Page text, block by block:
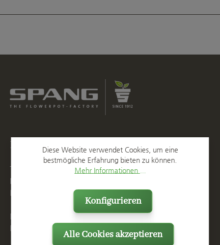
Kontakt
T
+49 2623 887 0
F
E
Mo. - Do. 07:15 - 16:00 Uhr
Fr. bis 14:00 Uhr
Diese Website verwendet Cookies, um eine
bestmögliche Erfahrung bieten zu können.
Mehr Informationen ...
Konfigurieren
Alle Cookies akzeptieren